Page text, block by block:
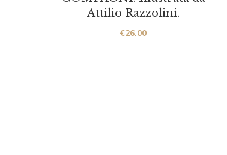
Attilio Razzolini.
€26.00